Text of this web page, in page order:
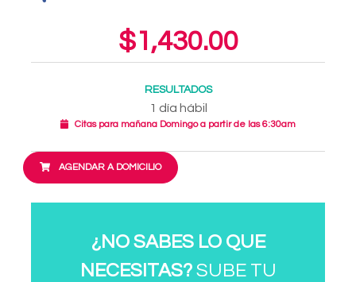
$1,430.00
RESULTADOS
1 día hábil
Citas para mañana Domingo a partir de las 6:30am
AGENDAR A DOMICILIO
¿NO SABES LO QUE
NECESITAS?SUBE TU